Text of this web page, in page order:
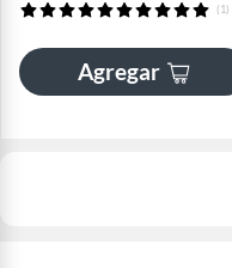
(1)
Agregar